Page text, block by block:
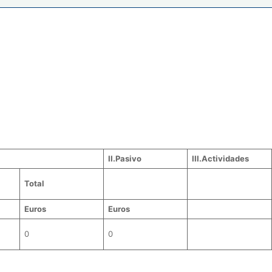
II.Pasivo III.Actividades
Total
Euros Euros
0 0